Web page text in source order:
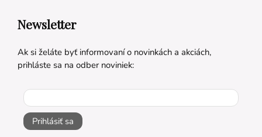
Newsletter
Ak si želáte byť informovaní o novinkách a akciách,
prihláste sa na odber noviniek:
Prihlásiť sa